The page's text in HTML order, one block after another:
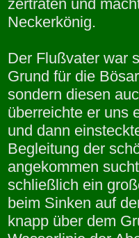
zertraten und
Neckerkönig.
Der Flußvater war
Grund für die
sondern diesen
überreichte er uns
und dann
Begleitung der
angekommen
schließlich ein
beim Sinken auf
knapp über dem